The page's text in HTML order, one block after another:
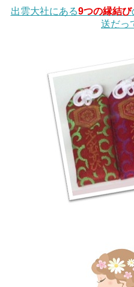
出雲大社にある9つの縁結び
送だっ